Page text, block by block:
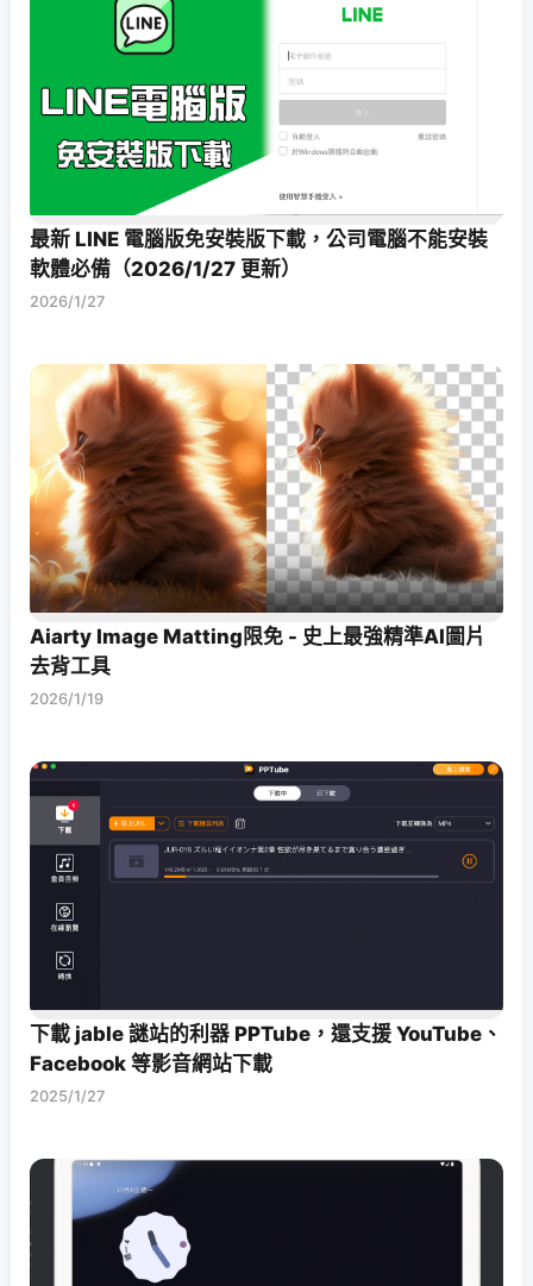
最新 LINE 電腦版免安裝版下載，公司電腦不能安裝
軟體必備（2026/1/27 更新）
2026/1/27
Aiarty Image Matting限免 - 史上最強精準AI圖片
去背工具
2026/1/19
下載 jable 謎站的利器 PPTube，還支援 YouTube、
Facebook 等影音網站下載
2025/1/27